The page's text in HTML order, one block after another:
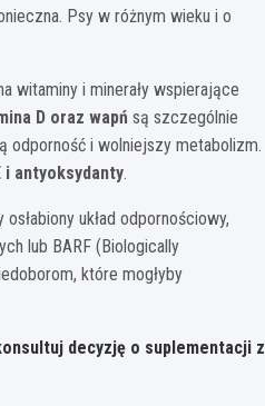
Psy w różnym wieku i o
witaminy i minerały wspierające
D oraz wapń są szczególnie
odporność i wolniejszy metabolizm.
i antyoksydanty.
układ odpornościowy,
lub BARF (Biologically
które mogłyby
decyzję o suplementacji z